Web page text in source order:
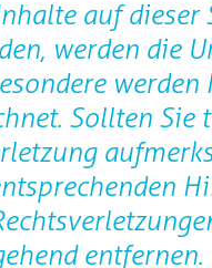
auf dieser
werden die
Sollten Sie
entfernen.